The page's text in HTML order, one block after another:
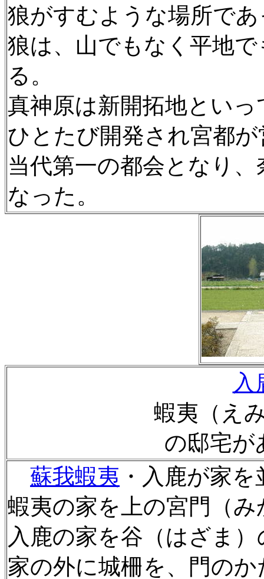
狼がすむような場所で
狼は、山でもなく平地
る。
真神原は新開拓地とい
ひとたび開発され宮都
当代第一の都会となり
なった。
入
蝦夷（え
の邸宅が
蘇我蝦夷 ・入鹿が家
蝦夷の家を上の宮門（み
入鹿の家を谷（はざま
家の外に城柵を、門の